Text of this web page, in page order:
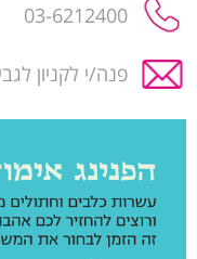
03-6212400
פנה/י לקניון